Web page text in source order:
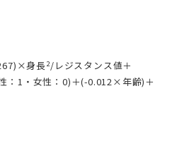
身長2/レジスタンス値＋
1・女性：0)＋(-0.012×年齢)＋